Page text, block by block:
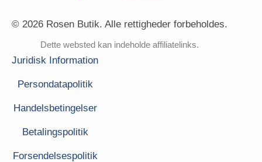
© 2026 Rosen Butik. Alle rettigheder forbeholdes.
Dette websted kan indeholde affiliatelinks.
Juridisk Information
Persondatapolitik
Handelsbetingelser
Betalingspolitik
Forsendelsespolitik